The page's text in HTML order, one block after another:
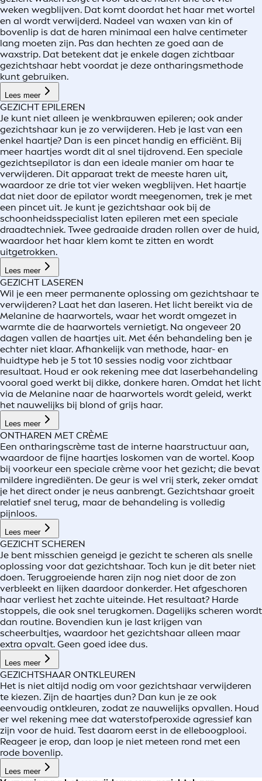
weken wegblijven. Dat komt doordat het haar met wortel
en al wordt verwijderd. Nadeel van waxen van kin of
bovenlip is dat de haren minimaal een halve centimeter
lang moeten zijn. Pas dan hechten ze goed aan de
waxstrip. Dat betekent dat je enkele dagen zichtbaar
gezichtshaar hebt voordat je deze ontharingsmethode
kunt gebruiken.
Lees meer
GEZICHT EPILEREN
Je kunt niet alleen je wenkbrauwen epileren; ook ander
gezichtshaar kun je zo verwijderen. Heb je last van een
enkel haartje? Dan is een pincet handig en efficiënt. Bij
meer haartjes wordt dit al snel tijdrovend. Een speciale
gezichtsepilator is dan een ideale manier om haar te
verwijderen. Dit apparaat trekt de meeste haren uit,
waardoor ze drie tot vier weken wegblijven. Het haartje
dat niet door de epilator wordt meegenomen, trek je met
een pincet uit. Je kunt je gezichtshaar ook bij de
schoonheidsspecialist laten epileren met een speciale
draadtechniek. Twee gedraaide draden rollen over de huid,
waardoor het haar klem komt te zitten en wordt
uitgetrokken.
Lees meer
GEZICHT LASEREN
Wil je een meer permanente oplossing om gezichtshaar te
verwijderen? Laat het dan laseren. Het licht bereikt via de
Melanine de haarwortels, waar het wordt omgezet in
warmte die de haarwortels vernietigt. Na ongeveer 20
dagen vallen de haartjes uit. Met één behandeling ben je
echter niet klaar. Afhankelijk van methode, haar- en
huidtype heb je 5 tot 10 sessies nodig voor zichtbaar
resultaat. Houd er ook rekening mee dat laserbehandeling
vooral goed werkt bij dikke, donkere haren. Omdat het licht
via de Melanine naar de haarwortels wordt geleid, werkt
het nauwelijks bij blond of grijs haar.
Lees meer
ONTHAREN MET CRÈME
Een ontharingscrème tast de interne haarstructuur aan,
waardoor de fijne haartjes loskomen van de wortel. Koop
bij voorkeur een speciale crème voor het gezicht; die bevat
mildere ingrediënten. De geur is wel vrij sterk, zeker omdat
je het direct onder je neus aanbrengt. Gezichtshaar groeit
relatief snel terug, maar de behandeling is volledig
pijnloos.
Lees meer
GEZICHT SCHEREN
Je bent misschien geneigd je gezicht te scheren als snelle
oplossing voor dat gezichtshaar. Toch kun je dit beter niet
doen. Teruggroeiende haren zijn nog niet door de zon
verbleekt en lijken daardoor donkerder. Het afgeschoren
haar verliest het zachte uiteinde. Het resultaat? Harde
stoppels, die ook snel terugkomen. Dagelijks scheren wordt
dan routine. Bovendien kun je last krijgen van
scheerbultjes, waardoor het gezichtshaar alleen maar
extra opvalt. Geen goed idee dus.
Lees meer
GEZICHTSHAAR ONTKLEUREN
Het is niet altijd nodig om voor gezichtshaar verwijderen
te kiezen. Zijn de haartjes dun? Dan kun je ze ook
eenvoudig ontkleuren, zodat ze nauwelijks opvallen. Houd
er wel rekening mee dat waterstofperoxide agressief kan
zijn voor de huid. Test daarom eerst in de elleboogplooi.
Reageer je erop, dan loop je niet meteen rond met een
rode bovenlip.
Lees meer